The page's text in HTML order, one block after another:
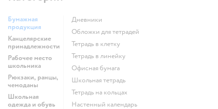
Бумажная
продукция
Канцелярские
принадлежности
Рабочее место
школьника
Рюкзаки, ранцы,
чемоданы
Школьная
одежда и обувь
Дневники
Обложки для тетрадей
Тетрадь в клетку
Тетрадь в линейку
Офисная бумага
Школьная тетрадь
Тетрадь на кольцах
Настенный календарь